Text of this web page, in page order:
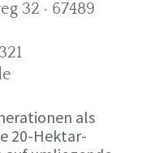
32 · 67489
als
20-Hektar-